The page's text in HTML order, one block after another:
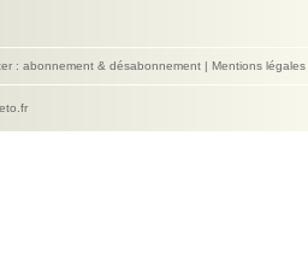
: abonnement & désabonnement | Mentions légales